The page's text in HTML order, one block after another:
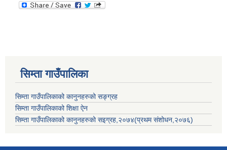
सिम्ता गाउँपालिका
सिम्ता गाउँपालिकाको कानुनहरुको सङ्ग्रह
सिम्ता गाउँपालिकाको शिक्षा ऐन
सिम्ता गाउँपालिकाको कानुनहरुको सइग्रह,२०७४(प्रथम संशोधन,२०७६)